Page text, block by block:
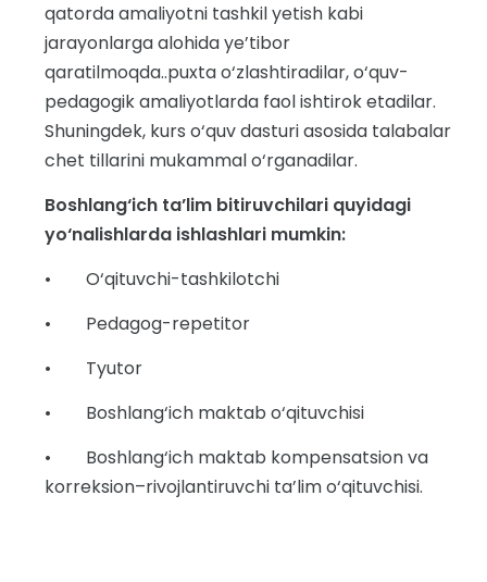
qatorda amaliyotni tashkil yetish kabi
jarayonlarga alohida ye’tibor
qaratilmoqda..puxta o‘zlashtiradilar, o‘quv-
pedagogik amaliyotlarda faol ishtirok etadilar.
Shuningdek, kurs o‘quv dasturi asosida talabalar
chet tillarini mukammal o‘rganadilar.
Boshlang‘ich ta’lim bitiruvchilari quyidagi
yo‘nalishlarda ishlashlari mumkin:
• O‘qituvchi-tashkilotchi
• Pedagog-repetitor
• Tyutor
• Boshlang‘ich maktab o‘qituvchisi
• Boshlang‘ich maktab kompensatsion va
korreksion–rivojlantiruvchi ta’lim o‘qituvchisi.